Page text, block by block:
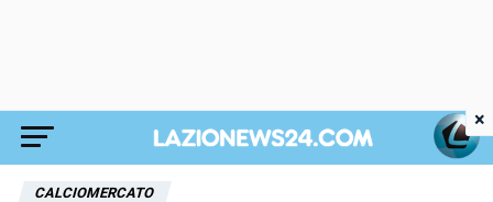
CALCIOMERCATO
×